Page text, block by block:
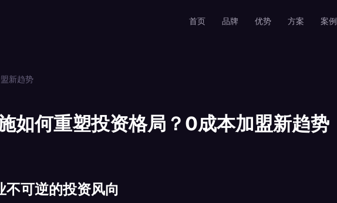
首页 品牌 优势 方案 案例
新趋势
如何重塑投资格局？0成本加盟新趋势
可逆的投资风向